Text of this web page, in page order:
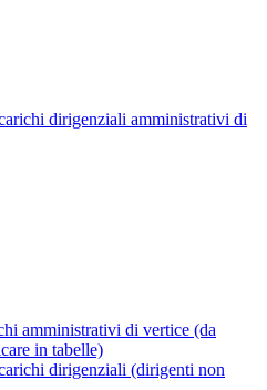
dirigenziali amministrativi di
amministrativi di vertice (da
in tabelle)
dirigenziali (dirigenti non